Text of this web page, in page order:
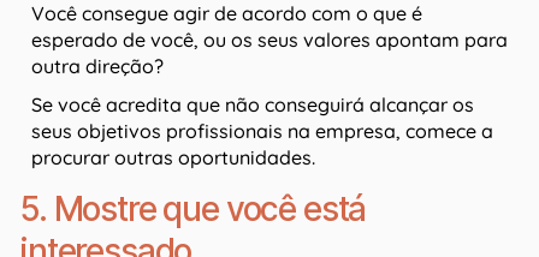
Você consegue agir de acordo com o que é
esperado de você, ou os seus valores apontam para
outra direção?
Se você acredita que não conseguirá alcançar os
seus objetivos profissionais na empresa, comece a
procurar outras oportunidades.
5. Mostre que você está